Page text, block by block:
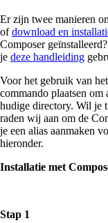
Er zijn twee manieren
ofdownload en
Composer
je deze handleiding
Voor het gebruik van
commando plaatsen
hudige directory. Wil je
raden wij aan om de
je een alias aanmaken
hieronder.
Installatie met
Stap 1